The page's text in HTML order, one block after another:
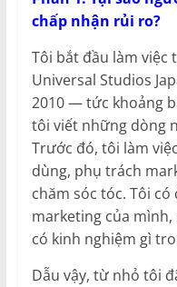
chấp nhận rủi ro?
Tôi bắt đầu làm việc
Universal Studios
2010 — tức khoảng
tôi viết những dòng
Trước đó, tôi làm
dùng, phụ trách
chăm sóc tóc. Tôi
marketing của
có kinh nghiệm gì
Dẫu vậy, từ nhỏ tôi